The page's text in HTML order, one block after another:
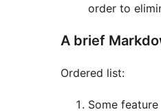
order to
A brief
Ordered list:
Some feature